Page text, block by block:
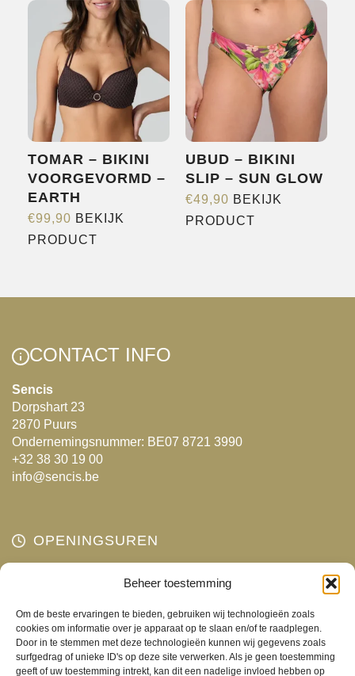
Beheer toestemming
Om de beste ervaringen te bieden, gebruiken wij technologieën zoals
cookies om informatie over je apparaat op te slaan en/of te raadplegen.
Door in te stemmen met deze technologieën kunnen wij gegevens zoals
surfgedrag of unieke ID's op deze site verwerken. Als je geen toestemming
geeft of uw toestemming intrekt, kan dit een nadelige invloed hebben op
meerdere
variaties.
Deze
optie
kan
gekozen
worden
op
de
productpagina
variaties.
Deze
optie
kan
gekozen
worden
op
de
productpagina
TOMAR – BIKINI
VOORGEVORMD –
EARTH
€99,90 BEKIJK
PRODUCT
meerdere
Deze
optie
op
de
UBUD – BIKINI
SLIP – SUN GLOW
€49,90 BEKIJK
PRODUCT
CONTACT INFO
Sencis
Dorpshart 23
2870 Puurs
Ondernemingsnummer: BE07 8721 3990
+32 38 30 19 00
info@sencis.be
OPENINGSUREN
Gesloten
Woensdag
10:00 - 18:00
Donderdag
10:00 - 18:00
Vrijdag
10:00 - 18:00